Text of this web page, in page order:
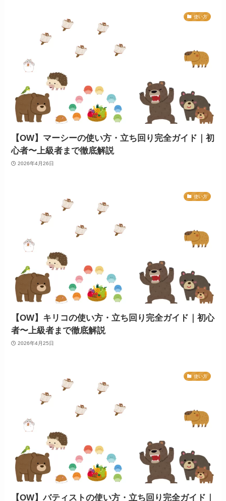
使い方
【OW】マーシーの使い方・立ち回り完全ガイド｜初
心者〜上級者まで徹底解説
2026年4月26日
使い方
【OW】キリコの使い方・立ち回り完全ガイド｜初心
者〜上級者まで徹底解説
2026年4月25日
使い方
【OW】バティストの使い方・立ち回り完全ガイド｜